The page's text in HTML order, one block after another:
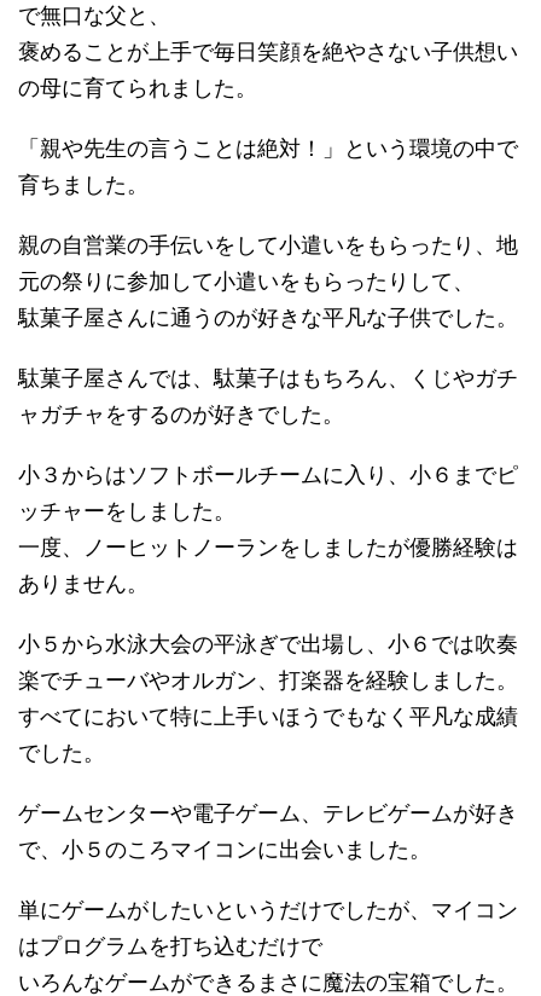
で無口な父と、
褒めることが上手で毎日笑顔を絶やさない子供想い
の母に育てられました。
「親や先生の言うことは絶対！」という環境の中で
育ちました。
親の自営業の手伝いをして小遣いをもらったり、地
元の祭りに参加して小遣いをもらったりして、
駄菓子屋さんに通うのが好きな平凡な子供でした。
駄菓子屋さんでは、駄菓子はもちろん、くじやガチ
ャガチャをするのが好きでした。
小３からはソフトボールチームに入り、小６までピ
ッチャーをしました。
一度、ノーヒットノーランをしましたが優勝経験は
ありません。
小５から水泳大会の平泳ぎで出場し、小６では吹奏
楽でチューバやオルガン、打楽器を経験しました。
すべてにおいて特に上手いほうでもなく平凡な成績
でした。
ゲームセンターや電子ゲーム、テレビゲームが好き
で、小５のころマイコンに出会いました。
単にゲームがしたいというだけでしたが、マイコン
はプログラムを打ち込むだけで
いろんなゲームができるまさに魔法の宝箱でした。